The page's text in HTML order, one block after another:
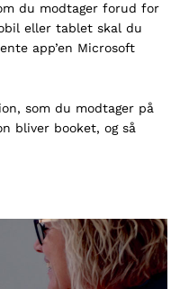
du modtager forud for
eller tablet skal du
app’en Microsoft
som du modtager på
bliver booket, og så